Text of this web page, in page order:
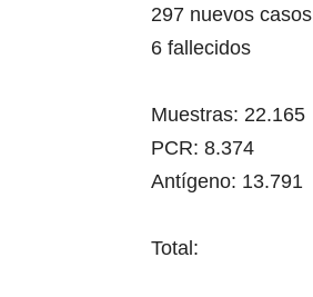
297 nuevos casos
6 fallecidos
Muestras: 22.165
PCR: 8.374
Antígeno: 13.791
Total: